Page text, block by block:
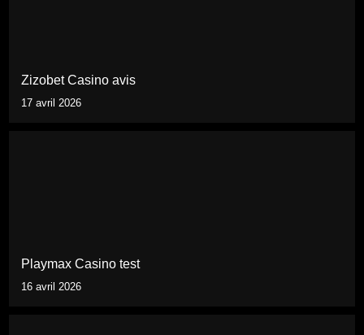
Zizobet Casino avis
17 avril 2026
Playmax Casino test
16 avril 2026